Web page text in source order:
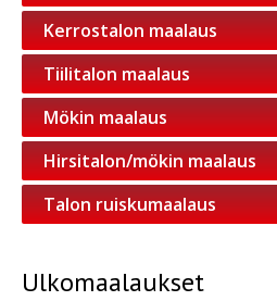
Kerrostalon maalaus
Tiilitalon maalaus
Mökin maalaus
Hirsitalon/mökin maalaus
Talon ruiskumaalaus
Ulkomaalaukset